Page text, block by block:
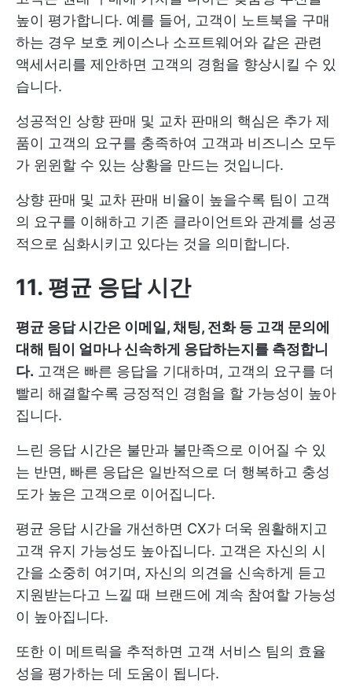
높이 평가합니다. 예를 들어, 고객이 노트북을 구매
하는 경우 보호 케이스나 소프트웨어와 같은 관련
액세서리를 제안하면 고객의 경험을 향상시킬 수 있
습니다.
성공적인 상향 판매 및 교차 판매의 핵심은 추가 제
품이 고객의 요구를 충족하여 고객과 비즈니스 모두
가 윈윈할 수 있는 상황을 만드는 것입니다.
상향 판매 및 교차 판매 비율이 높을수록 팀이 고객
의 요구를 이해하고 기존 클라이언트와 관계를 성공
적으로 심화시키고 있다는 것을 의미합니다.
11. 평균 응답 시간
평균 응답 시간은 이메일, 채팅, 전화 등 고객 문의에
대해 팀이 얼마나 신속하게 응답하는지를 측정합니
다. 고객은 빠른 응답을 기대하며, 고객의 요구를 더
빨리 해결할수록 긍정적인 경험을 할 가능성이 높아
집니다.
느린 응답 시간은 불만과 불만족으로 이어질 수 있
는 반면, 빠른 응답은 일반적으로 더 행복하고 충성
도가 높은 고객으로 이어집니다.
평균 응답 시간을 개선하면 CX가 더욱 원활해지고
고객 유지 가능성도 높아집니다. 고객은 자신의 시
간을 소중히 여기며, 자신의 의견을 신속하게 듣고
지원받는다고 느낄 때 브랜드에 계속 참여할 가능성
이 높아집니다.
또한 이 메트릭을 추적하면 고객 서비스 팀의 효율
성을 평가하는 데 도움이 됩니다.